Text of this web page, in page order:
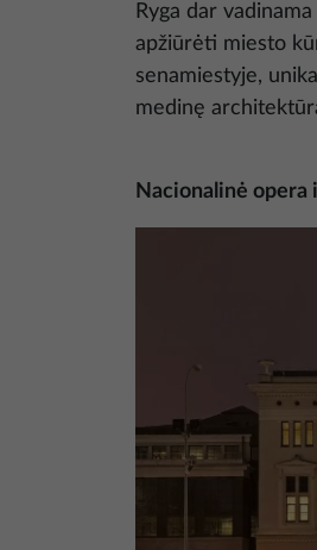
Ryga dar
apžiūrėti miesto
senamiestyje,
medinę
Nacionalinė opera